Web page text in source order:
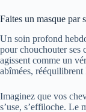
Faites un masque par
Un soin profond
pour chouchouter ses
agissent comme un
abîmées,
Imaginez que vos
s’use, s’effiloche. Le